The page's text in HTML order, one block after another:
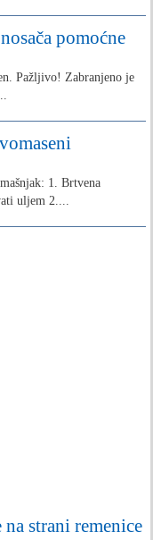
pomoćne
Pažljivo! Zabranjeno je
1. Brtvena
uljem 2....
strani remenice